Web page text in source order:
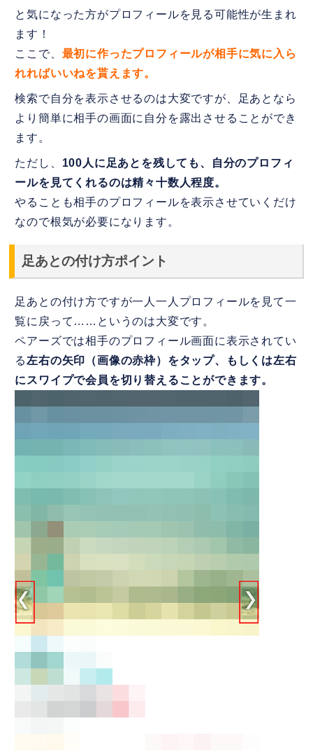
と気になった方がプロフィールを見る可能性が生まれ
ます！
ここで、 最初に作ったプロフィールが相手に気に入ら
れればいいねを貰えます。
検索で自分を表示させるのは大変ですが、足あとなら
より簡単に相手の画面に自分を露出させることができ
ます。
ただし、 100人に足あとを残しても、自分のプロフィ
ールを見てくれるのは精々十数人程度。
やることも相手のプロフィールを表示させていくだけ
なので根気が必要になります。
足あとの付け方ポイント
足あとの付け方ですが一人一人プロフィールを見て一
覧に戻って……というのは大変です。
ペアーズでは相手のプロフィール画面に表示されてい
る左右の矢印（画像の赤枠）をタップ、もしくは左右
にスワイプで会員を切り替えることができます。